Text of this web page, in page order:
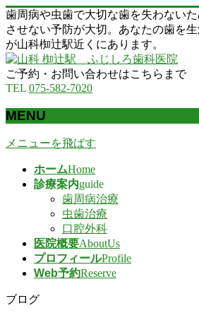
歯周病や虫歯で大切な歯を失わない
させない予防が大切。あなたの歯を
が山科椥辻駅近くにあります。
ご予約・お問い合わせはこちらまで
TEL 075-582-7020
MENU
メニューを飛ばす
ホームHome
診療案内guide
歯周病治療
虫歯治療
口腔外科
医院概要AboutUs
プロフィールProfile
Web予約Reserve
ブログ